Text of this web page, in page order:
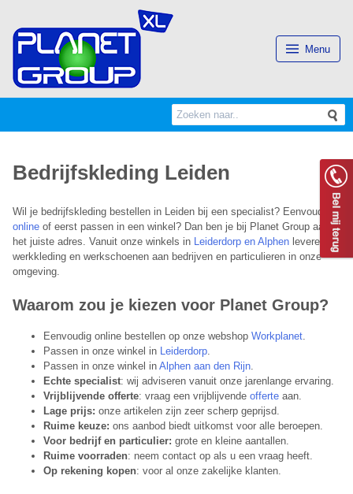
Menu
Search
for:
Bedrijfskleding Leiden
Wil je bedrijfskleding bestellen in Leiden bij een specialist? Eenvoudig
online of eerst passen in een winkel? Dan ben je bij Planet Group aan
het juiste adres. Vanuit onze winkels in
Leiderdorp en Alphen leveren wij
werkkleding en werkschoenen aan bedrijven en particulieren in onze
omgeving.
Waarom zou je kiezen voor Planet Group?
Eenvoudig online bestellen op onze webshop Workplanet.
Passen in onze winkel in Leiderdorp.
Passen in onze winkel in Alphen aan den Rijn.
Echte specialist: wij adviseren vanuit onze jarenlange ervaring.
Vrijblijvende offerte: vraag een vrijblijvende offerte aan.
Lage prijs: onze artikelen zijn zeer scherp geprijsd.
Ruime keuze: ons aanbod biedt uitkomst voor alle beroepen.
Voor bedrijf en particulier: grote en kleine aantallen.
Ruime voorraden: neem contact op als u een vraag heeft.
Op rekening kopen: voor al onze zakelijke klanten.
(Esc)